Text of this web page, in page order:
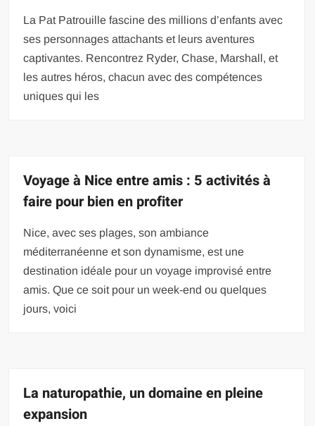
La Pat Patrouille fascine des millions d’enfants avec
ses personnages attachants et leurs aventures
captivantes. Rencontrez Ryder, Chase, Marshall, et
les autres héros, chacun avec des compétences
uniques qui les
Voyage à Nice entre amis : 5 activités à
faire pour bien en profiter
Nice, avec ses plages, son ambiance
méditerranéenne et son dynamisme, est une
destination idéale pour un voyage improvisé entre
amis. Que ce soit pour un week-end ou quelques
jours, voici
La naturopathie, un domaine en pleine
expansion